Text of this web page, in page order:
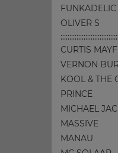
FUNKADELIC
OLIVER S
CURTIS
VERNON
KOOL & THE
PRINCE
MICHAEL
MASSIVE
MANAU